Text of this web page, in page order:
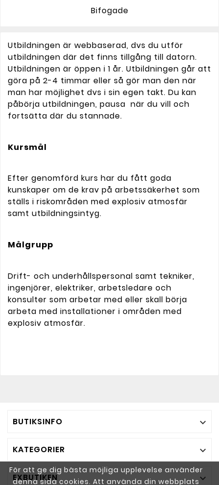
För att ge dig bästa möjliga upplevelse använder
denna sida cookies. Att använda din webbplats
Bifogade
Utbildningen är webbaserad, dvs du utför
utbildningen där det finns tillgång till datorn.
Utbildningen är öppen i 1 år. Utbildningen går att
göra på 2-4 timmar eller så gör man den när
man har möjlighet dvs i sin egen takt. Du kan
påbörja utbildningen, pausa när du vill och
fortsätta där du stannade.
Kursmål
Efter genomförd kurs har du fått goda
kunskaper om de krav på arbetssäkerhet som
ställs i riskområden med explosiv atmosfär
samt utbildningsintyg.
Målgrupp
Drift- och underhållspersonal samt tekniker,
ingenjörer, elektriker, arbetsledare och
konsulter som arbetar med eller skall börja
arbeta med installationer i områden med
explosiv atmosfär.
BUTIKSINFO 
KATEGORIER 
EXBUTIKEN 